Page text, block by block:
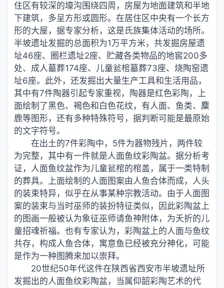
住区有较深的壕沟围绕四周，房屋为地面建筑和半地
下建筑，多呈方形或圆形。在居住区中央有一个长方
形的大屋，据专家分析，这是氏族集体活动的场所。
半坡遗址发掘的总面积为1万平方米，共发掘房屋遗
址46座、圈栏遗址2座、贮藏各类物品的地窖200多
处、成人墓葬174座、儿童瓮棺墓葬73座、烧陶窑遗
址6座。此外，还发掘出大量生产工具和生活用品，
其中有7件陶器引起专家重视，陶器是红色彩陶，上
面绘制了黑色、褐色和白色花纹，有人面、鱼类、麋
鹿等图形，还有多种特殊符号，据判断可能是最原始
的文字符号。
在出土的7件彩陶中，5件为器物残片，两件较
为完整，其中有一件就是人面鱼纹彩陶盆。据分析考
证，人面鱼纹盆作为儿童瓮棺的棺盖，属于一类特制
的葬具。上面绘制的人面图案由人鱼合体而成，人头
的装束特异，似乎在从事某种宗教活动。由于人面图
案的装束与当时巫师的装扮特征类似，因此彩陶盆上
的图画一般被认为象征巫师请鱼神附体，为夭折的儿
童招魂祈福。也有专家认为，彩陶盆上的人面与鱼纹
共存，构成人鱼合体，寓意鱼已经被充分神化，可能
是作为一种图腾来加以崇拜。
20世纪50年代这件在陕西省西安市半坡遗址所
发掘出的人面鱼纹彩陶盆，当属仰韶彩陶艺术的代